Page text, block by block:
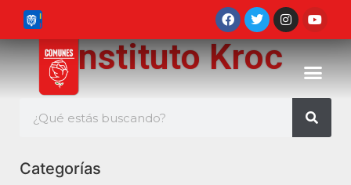
Instituto Kroc
Categorías